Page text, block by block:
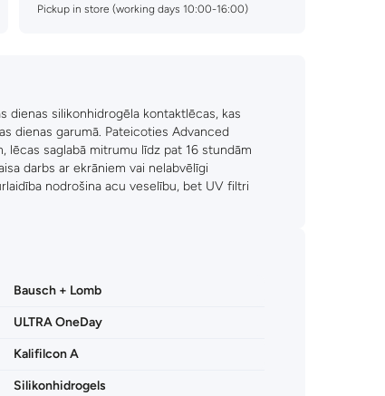
Pickup in store (working days 10:00-16:00)
dienas silikonhidrogēla kontaktlēcas, kas
dienas garumā. Pateicoties Advanced
saglabā mitrumu līdz pat 16 stundām
darbs ar ekrāniem vai nelabvēlīgi
nodrošina acu veselību, bet UV filtri
Bausch + Lomb
ULTRA OneDay
Kalifilcon A
Silikonhidrogels